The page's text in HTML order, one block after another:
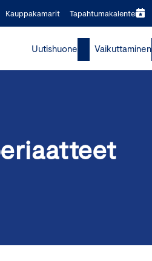
Kauppakamarit Tapahtumakalenteri
Uutishuone Vaikuttaminen